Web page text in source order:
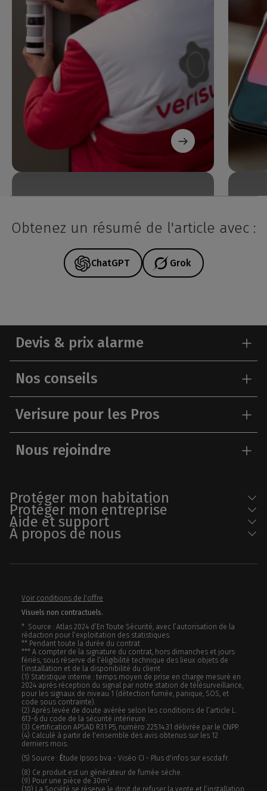
Obtenez un résumé de l'article avec :
ChatGPT Grok
Devis & prix alarme
Nos conseils
Verisure pour les Pros
Nous rejoindre
Protéger mon habitation
Protéger mon entreprise
Aide et support
À propos de nous
Voir conditions de l'offre
Visuels non contractuels.
* Source : Atlas 2024 d’En Toute Sécurité, avec l’autorisation de la
rédaction pour l’exploitation des statistiques.
** Pendant toute la durée du contrat
*** A compter de la signature du contrat, hors dimanches et jours
fériés, sous réserve de l’éligibilité technique des lieux objets de
l’installation et de la disponibilité du client
(1) Statistique interne : temps moyen de prise en charge mesuré en
2024 après réception du signal par notre station de télésurveillance,
pour les signaux de niveau 1 (détection fumée, panique, SOS, et
code sous contrainte).
(2) Après levée de doute avérée selon les conditions de l’article L.
613-6 du code de la sécurité intérieure.
(3) Certification APSAD R31 P5, numéro 225.14.31 délivrée par le CNPP.
(4) Calculé à partir de l'ensemble des avis obtenus sur les 12
derniers mois.
(5) Source : Étude Ipsos bva - Viséo CI - Plus d'infos sur escda.fr.
(8) Ce produit est un générateur de fumée sèche.
(9) Pour une pièce de 30m².
(10) La Société se réserve le droit de refuser la vente et l’installation